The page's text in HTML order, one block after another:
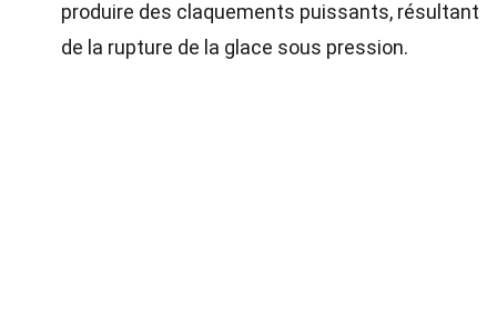
produire des claquements puissants, résultant
de la rupture de la glace sous pression.